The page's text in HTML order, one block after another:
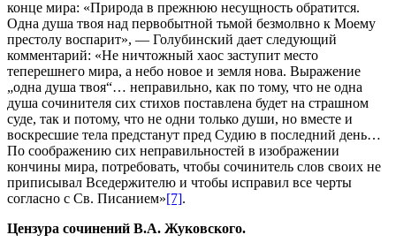
конце мира: «Природа в прежнюю несущность обратится.
Одна душа твоя над первобытной тьмой безмолвно к Моему
престолу воспарит», — Голубинский дает следующий
комментарий: «Не ничтожный хаос заступит место
теперешнего мира, а небо новое и земля нова. Выражение
„одна душа твоя“… неправильно, как по тому, что не одна
душа сочинителя сих стихов поставлена будет на страшном
суде, так и потому, что не одни только души, но вместе и
воскресшие тела предстанут пред Судию в последний день…
По соображению сих неправильностей в изображении
кончины мира, потребовать, чтобы сочинитель слов своих не
приписывал Вседержителю и чтобы исправил все черты
согласно с Св. Писанием»[7].
Цензура сочинений В.А. Жуковского.